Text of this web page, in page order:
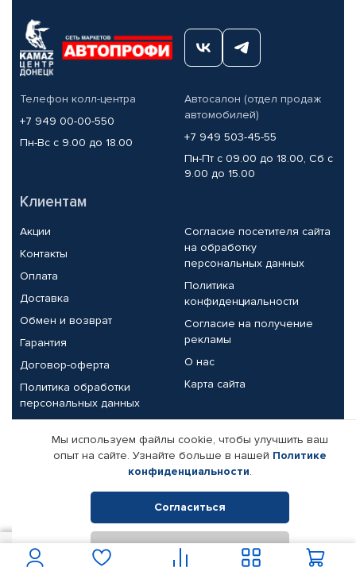
Телефон колл-центра
+7 949 00-00-550
Пн-Вс с 9.00 до 18.00
Автосалон (отдел продаж
автомобилей)
+7 949 503-45-55
Пн-Пт с 09.00 до 18.00, Сб с
9.00 до 15.00
Клиентам
Акции
Контакты
Оплата
Доставка
Обмен и возврат
Гарантия
Договор-оферта
Политика обработки
персональных данных
Согласие посетителя сайта
на обработку
персональных данных
Политика
конфиденциальности
Согласие на получение
рекламы
О нас
Карта сайта
Партнерам
Корпоративным клиентам
Поставщикам
Реквизиты компании
© КАМАЗ ЦЕНТР ДОНЕЦК, 2015-2026. Все права защищены.
Интернет-магазин автомобильных товаров Автопрофи.
Мы используем файлы cookie, чтобы улучшить ваш
опыт на сайте. Узнайте больше в нашей Политике
конфиденциальности.
Согласиться
Отклонить
В корзину